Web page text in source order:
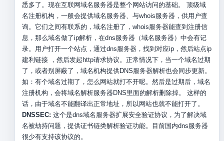
悉多了。现在互联网域名服务器是整个网站访问的基础。 顶级域
名注册机构，一般会提供域名服务器、与whois服务器，供用户查
询。它们之间有联系的，域名注册了，whois服务器能查到注册信
息，那么域名做了ip解析，在dns服务器（域名服务器）中会有记
录。用户打开一个站点，通过dns服务器，找到对应ip，然后站点ip
建利链接 ，然后发起http请求协议。正常情况下，当一个域名过期
了，或者别屏蔽了，域名机构提供DNS服务器解析也会同步更新。
如：有个域名过期了，怎么网站就打不开呢。然后是过期后，域名
注册机构，会将域名解析服务器DNS里面的解析删除掉。 这样的
话，由于域名不能翻译出正常地址，所以网站也就不能打开了。
DNSSEC: 这个是dns域名服务器扩展安全验证协议，为了解决域
名被劫持问题，提供证书链类解析验证功能。目前国内dns服务器
很少有支持该协议的。